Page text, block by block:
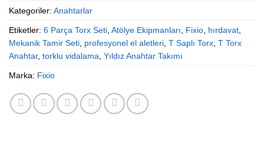
Kategoriler: Anahtarlar
Etiketler: 6 Parça Torx Seti Atölye Ekipmanları Fixio hırdavat
Mekanik Tamir Seti profesyonel el aletleri T Saplı Torx T Torx
Anahtar, torklu vidalama Yıldız Anahtar Takımı
Marka: Fixio